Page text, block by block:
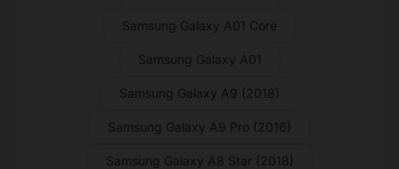
Samsung Galaxy A01 Core
Samsung Galaxy A01
Samsung Galaxy A9 (2018)
Samsung Galaxy A9 Pro (2016)
Samsung Galaxy A8 Star (2018)